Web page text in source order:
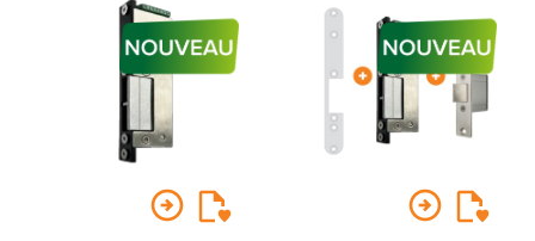
arrow_circle_right arrow_circle_right